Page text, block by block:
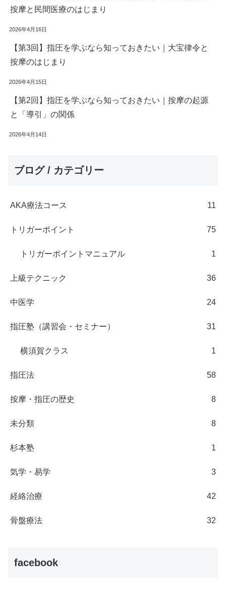
按摩と民間医療のはじまり
2026年4月16日
【第3回】指圧を学ぶなら知っておきたい｜大宝律令と
按摩のはじまり
2026年4月15日
【第2回】指圧を学ぶなら知っておきたい｜按摩の起源
と「導引」の関係
2026年4月14日
ブログ / カテゴリー
AKA療法コース 11
トリガーポイント 75
トリガーポイントマニュアル 1
上級テクニック 36
中医学 24
指圧塾（講習会・セミナー） 31
横須賀クラス 1
指圧法 58
按摩・指圧の歴史 8
未分類 8
杉本塾 1
気学・易学 3
経絡治療 42
骨盤療法 32
facebook